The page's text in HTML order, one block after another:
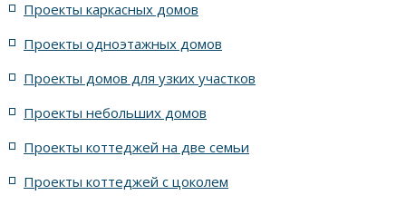
жилых в стиле Райта с 5 комнатами
жилых в английском стиле
жилых в современном стиле с террасой
Проекты каркасных домов
Проекты одноэтажных домов
Проекты домов для узких участков
Проекты небольших домов
Проекты коттеджей на две семьи
Проекты коттеджей с цоколем